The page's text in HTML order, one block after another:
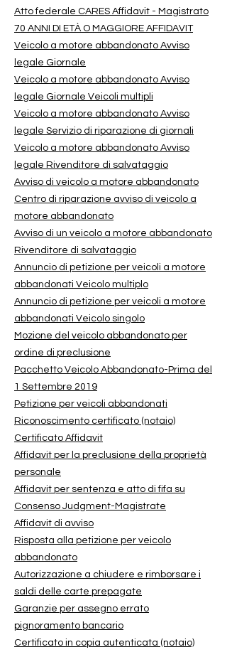
Atto federale CARES Affidavit - Magistrato
70 ANNI DI ETÀ O MAGGIORE AFFIDAVIT
Veicolo a motore abbandonato Avviso
legale Giornale
Veicolo a motore abbandonato Avviso
legale Giornale Veicoli multipli
Veicolo a motore abbandonato Avviso
legale Servizio di riparazione di giornali
Veicolo a motore abbandonato Avviso
legale Rivenditore di salvataggio
Avviso di veicolo a motore abbandonato
Centro di riparazione avviso di veicolo a
motore abbandonato
Avviso di un veicolo a motore abbandonato
Rivenditore di salvataggio
Annuncio di petizione per veicoli a motore
abbandonati Veicolo multiplo
Annuncio di petizione per veicoli a motore
abbandonati Veicolo singolo
Mozione del veicolo abbandonato per
ordine di preclusione
Pacchetto Veicolo Abbandonato-Prima del
1 Settembre 2019
Petizione per veicoli abbandonati
Riconoscimento certificato (notaio)
Certificato Affidavit
Affidavit per la preclusione della proprietà
personale
Affidavit per sentenza e atto di fifa su
Consenso Judgment-Magistrate
Affidavit di avviso
Risposta alla petizione per veicolo
abbandonato
Autorizzazione a chiudere e rimborsare i
saldi delle carte prepagate
Garanzie per assegno errato
pignoramento bancario
Certificato in copia autenticata (notaio)